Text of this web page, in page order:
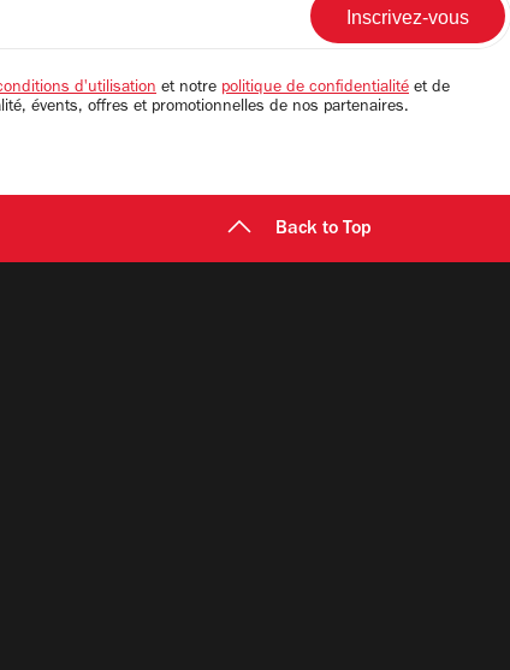
d'utilisation et notre politique de confidentialité et de
évents, offres et promotionnelles de nos partenaires.
Back to Top